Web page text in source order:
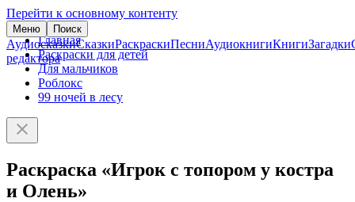
Перейти к основному контенту
Меню Поиск
АудиосказкиСказкиРаскраскиПесниАудиокнигиКнигиЗагадки
редактора
Главная
Раскраски для детей
Для мальчиков
Роблокс
99 ночей в лесу
Раскраска «Игрок с топором у костра
и Олень»